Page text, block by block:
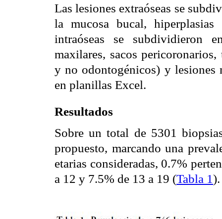
Las lesiones extraóseas se
la mucosa bucal,
intraóseas se subdividieron
maxilares, sacos
y no odontogénicos) y lesiones
en planillas Excel.
Resultados
Sobre un total de 5301
propuesto, marcando una
etarias consideradas, 0.7%
a 12 y 7.5% de 13 a 19 (Tabla 1).